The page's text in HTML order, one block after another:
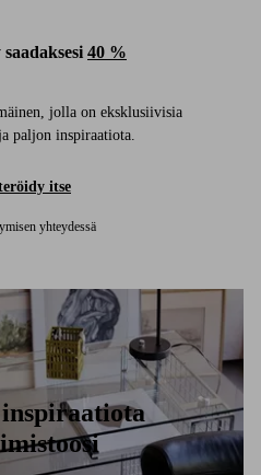
40 %
jolla on eksklusiivisia
paljon inspiraatiota.
itse
yhteydessä